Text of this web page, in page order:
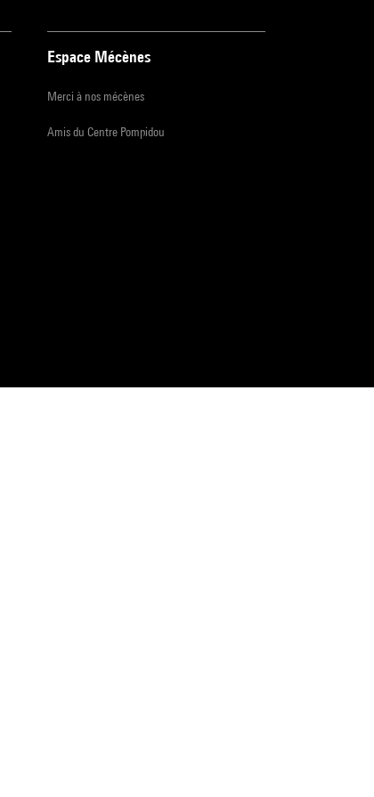
Espace Mécènes
Merci à nos mécènes
Amis du Centre Pompidou